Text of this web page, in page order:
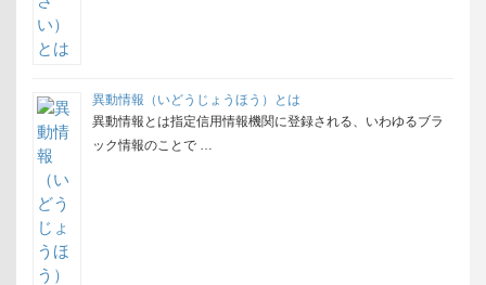
異動情報（いどうじょうほう）とは
異動情報とは指定信用情報機関に登録される、いわゆるブラ
ック情報のことで …